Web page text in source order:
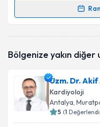
Randevu
oluşturun. Size bu
E-posta Adresiniz
Bölgenize yakın diğer
Uzm. Dr.
Kardiyoloji
Antalya,
5 (1